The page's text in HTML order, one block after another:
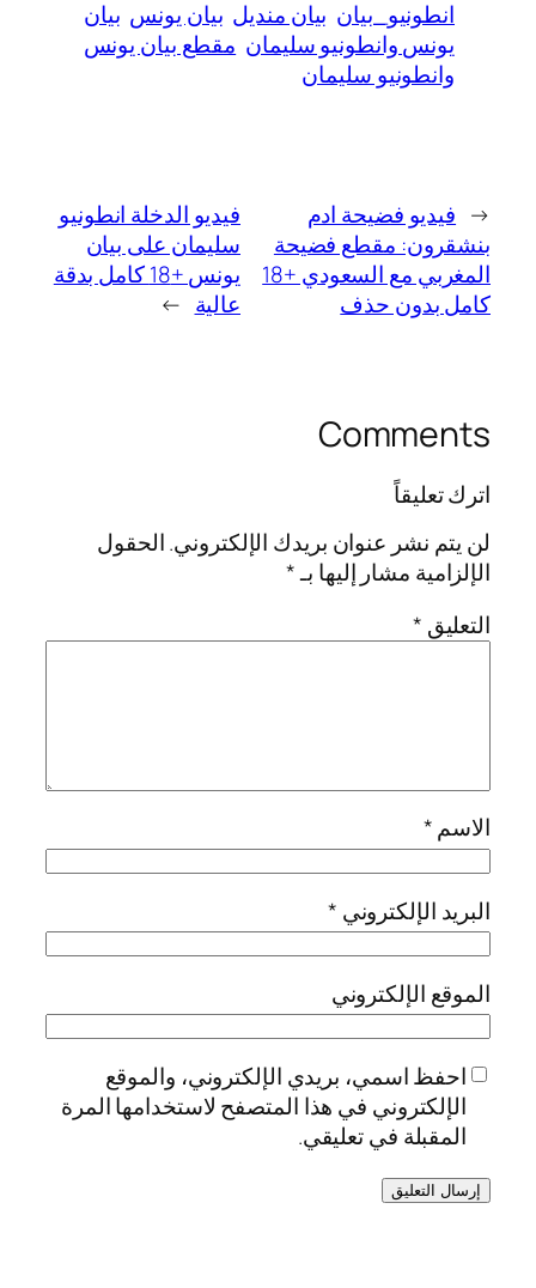
انطونيو_بيان بيان منديل بيان يونس بيان
يونس وانطونيو سليمان مقطع بيان يونس
وانطونيو سليمان
← فيديو فضيحة ادم
بنشقرون: مقطع فضيحة
المغربي مع السعودي +18
كامل بدون حذف
فيديو الدخلة انطونيو
سليمان على بيان
يونس +18 كامل بدقة
عالية →
Comments
اترك تعليقاً
لن يتم نشر عنوان بريدك الإلكتروني.الحقول
الإلزامية مشار إليها بـ*
التعليق *
الاسم*
البريد الإلكتروني *
الموقع الإلكتروني
احفظ اسمي، بريدي الإلكتروني، والموقع
الإلكتروني في هذا المتصفح لاستخدامها المرة
المقبلة في تعليقي.